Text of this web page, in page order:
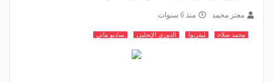
معتز محمد منذ 6 سنوات
محمد صلاح ليفربول الدوري الإنجليزي ساديو ماني